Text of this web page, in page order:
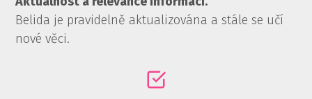
Belida je pravidelně aktualizována a stále se učí
nové věci.